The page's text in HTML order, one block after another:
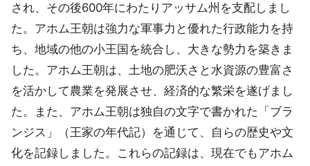
され、その後600年にわたりアッサム州を支配しまし
た。アホム王朝は強力な軍事力と優れた行政能力を持
ち、地域の他の小王国を統合し、大きな勢力を築きま
した。アホム王朝は、土地の肥沃さと水資源の豊富さ
を活かして農業を発展させ、経済的な繁栄を遂げまし
た。また、アホム王朝は独自の文字で書かれた「ブラ
ンジス」（王家の年代記）を通じて、自らの歴史や文
化を記録しました。これらの記録は、現在でもアホム